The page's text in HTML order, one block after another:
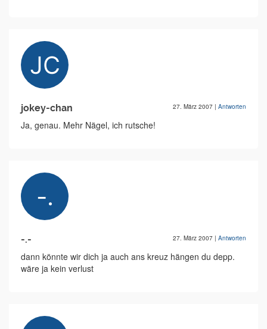
jokey-chan 27. März 2007 | Antworten
Ja, genau. Mehr Nägel, ich rutsche!
-.- 27. März 2007 | Antworten
dann könnte wir dich ja auch ans kreuz hängen du depp.
wäre ja kein verlust